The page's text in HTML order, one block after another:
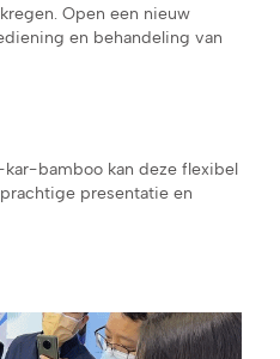
Open een nieuw
en behandeling van
bamboo kan deze flexibel
presentatie en